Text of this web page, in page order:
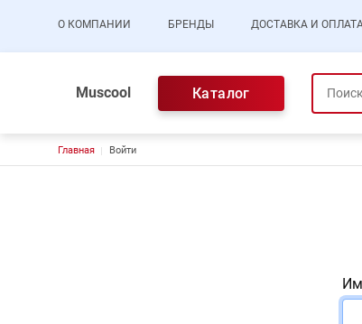
Основная навигация
О КОМПАНИИ БРЕНДЫ ДОСТАВКА И
Muscool Каталог
Строка навигации
Главная Войти